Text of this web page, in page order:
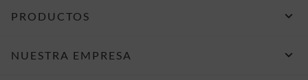
PRODUCTOS 
NUESTRA EMPRESA 